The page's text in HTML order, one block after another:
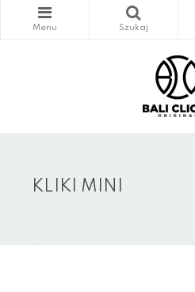
KLIKI MINI